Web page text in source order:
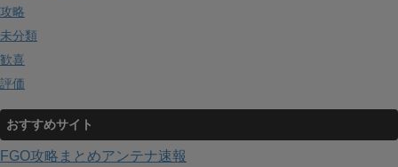
攻略
未分類
歓喜
評価
おすすめサイト
FGO攻略まとめアンテナ速報